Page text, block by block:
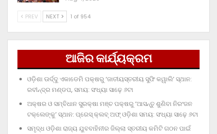
PREV NEXT 1 of 954
ଆଜିର କାର୍ଯ୍ୟକ୍ରମ
ଓଡ଼ିଶା ଊର୍ଦ୍ଦୁ ଏକାଡେମି ପକ୍ଷରୁ ‘ଜାତୀୟସ୍ତରୀୟ ସୁଫି କୱାଲି’ ସ୍ଥାନ:
ରବୀନ୍ଦ୍ର ମଣ୍ଡପ, ସମୟ: ସଂଧ୍ୟା ସାଢ଼େ ୬ଟା
ଅକ୍ଷର ଓ ସମ୍ବିଧାନ ସୁରକ୍ଷା ମଞ୍ଚ ପକ୍ଷରୁ ‘ଆସନ୍ତୁ ଶୁଣିବା ନିରଂଜନ
ଟକ୍‌ଲେଙ୍କୁ’ ସ୍ଥାନ: ପ୍ରେସ୍‌ କ୍ଲବ୍‌ ଅଫ୍‌ ଓଡ଼ିଶା ସମୟ: ସଂଧ୍ୟା ସାଢ଼େ ୬ଟା
ସମୃଦ୍ଧ ଓଡ଼ିଶା ରାଜ୍ୟ ଯୁବବାହିନୀର ଜିଲ୍ଲା ସ୍ତରୀୟ କମିଟି ଗଠନ ପାଇଁ